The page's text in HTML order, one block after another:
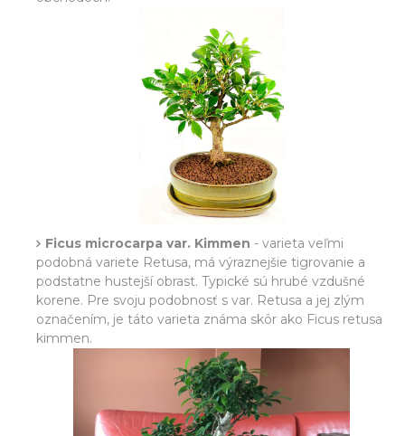
Ficus microcarpa var. Kimmen - varieta veľmi
podobná variete Retusa, má výraznejšie tigrovanie a
podstatne hustejší obrast. Typické sú hrubé vzdušné
korene. Pre svoju podobnosť s var. Retusa a jej zlým
označením, je táto varieta známa skôr ako Ficus retusa
kimmen.